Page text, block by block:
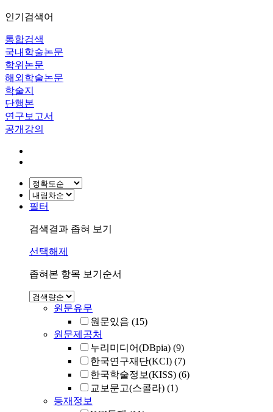
인기검색어
통합검색
국내학술논문
학위논문
해외학술논문
학술지
단행본
연구보고서
공개강의
필터
검색결과 좁혀 보기
선택해제
좁혀본 항목 보기순서
원문유무
원문있음 (15)
원문제공처
누리미디어(DBpia) (9)
한국연구재단(KCI) (7)
한국학술정보(KISS) (6)
교보문고(스콜라) (1)
등재정보